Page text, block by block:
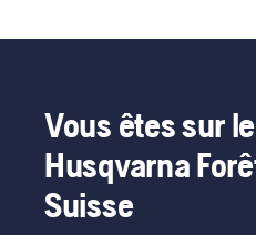
Vous êtes sur
Husqvarna
Suisse